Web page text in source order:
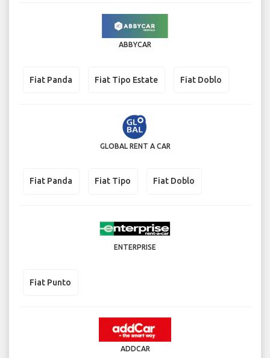
ABBYCAR
Fiat Panda Fiat Tipo Estate Fiat Doblo
GLOBAL RENT A CAR
Fiat Panda Fiat Tipo Fiat Doblo
ENTERPRISE
Fiat Punto
ADDCAR